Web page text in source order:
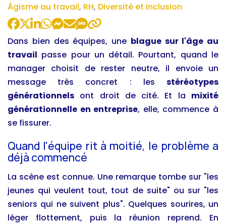
:
Âgisme au travail, RH, Diversité et inclusion
Dans bien des équipes, une blague sur l'âge au
travail passe pour un détail. Pourtant, quand le
manager choisit de rester neutre, il envoie un
message très concret : les stéréotypes
générationnels ont droit de cité. Et la mixité
générationnelle en entreprise, elle, commence à
se fissurer.
Quand l'équipe rit à moitié, le problème a
déjà commencé
La scène est connue. Une remarque tombe sur "les
jeunes qui veulent tout, tout de suite" ou sur "les
seniors qui ne suivent plus". Quelques sourires, un
léger flottement, puis la réunion reprend. En